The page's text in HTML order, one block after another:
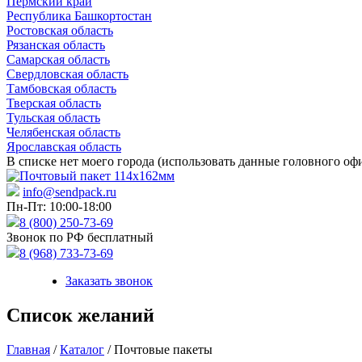
Республика Башкортостан
Ростовская область
Рязанская область
Самарская область
Свердловская область
Тамбовская область
Тверская область
Тульская область
Челябенская область
Ярославская область
В списке нет моего города (использовать данные головного
info@sendpack.ru
Пн-Пт: 10:00-18:00
8 (800) 250-73-69
Звонок по РФ бесплатный
8 (968) 733-73-69
Заказать звонок
Список желаний
Главная /Каталог / Почтовые пакеты